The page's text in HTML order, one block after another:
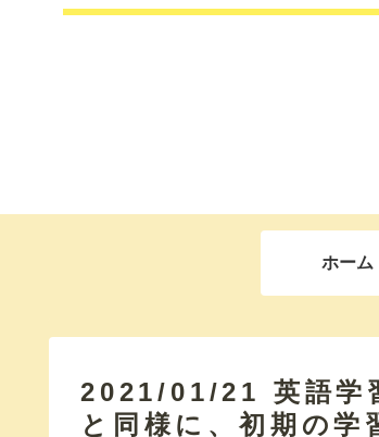
ホーム
2021/01/21 英語学
と同様に、初期の学